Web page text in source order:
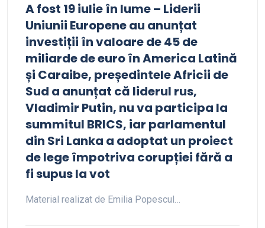
A fost 19 iulie în lume – Liderii
Uniunii Europene au anunțat
investiții în valoare de 45 de
miliarde de euro în America Latină
și Caraibe, președintele Africii de
Sud a anunțat că liderul rus,
Vladimir Putin, nu va participa la
summitul BRICS, iar parlamentul
din Sri Lanka a adoptat un proiect
de lege împotriva corupției fără a
fi supus la vot
Material realizat de Emilia Popescul…